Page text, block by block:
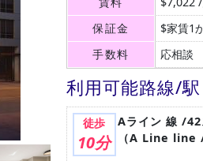
保証金
$家賃1
手数料
応相談
利用可能路線/駅
徒歩
10分
Aライン 線 /42
（A Line